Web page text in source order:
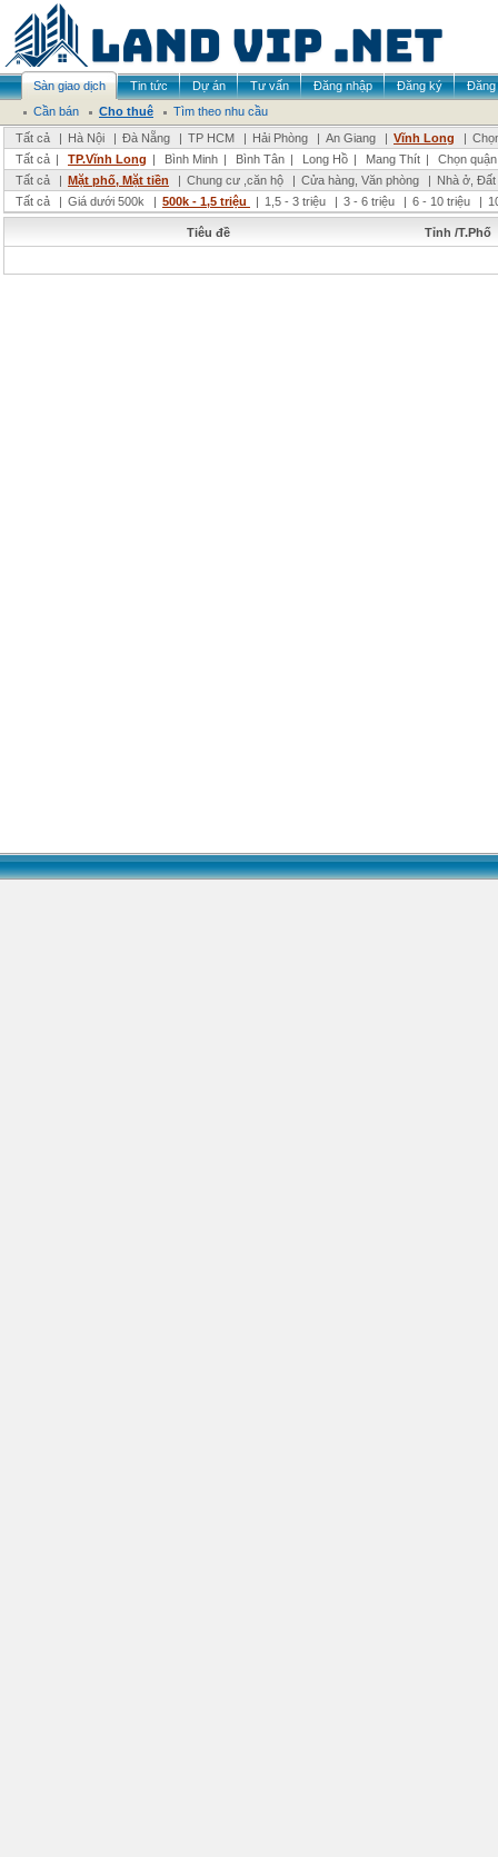
Sàn giao dịch Tin tức Dự án Tư vấn Đăng nhập Đăng ký
Đăng
Cần bán
Cho thuê
Tìm theo nhu cầu
Tất cả
| Hà Nội | Đà Nẵng | TP HCM | Hải Phòng | An Giang | Vĩnh Long |
Tất cả | TP.Vĩnh Long | Bình Minh | Bình Tân | Long Hồ | Mang Thít |
Chọn
Tất cả
| Mặt phố, Mặt tiền | Chung cư ,căn hộ | Cửa hàng, Văn phòng | Nhà ở,
Tất cả
| Giá dưới 500k | 500k - 1,5 triệu | 1,5 - 3 triệu | 3 - 6 triệu | 6 - 10 triệu |
Tiêu đề Tỉnh /T.Phố